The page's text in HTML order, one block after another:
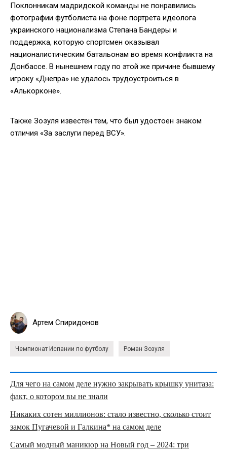
Поклонникам мадридской команды не понравились
фотографии футболиста на фоне портрета идеолога
украинского национализма Степана Бандеры и
поддержка, которую спортсмен оказывал
националистическим батальонам во время конфликта на
Донбассе. В нынешнем году по этой же причине бывшему
игроку «Днепра» не удалось трудоустроиться в
«Алькорконе».
Также Зозуля известен тем, что был удостоен знаком
отличия «За заслуги перед ВСУ».
Артем Спиридонов
Чемпионат Испании по футболу Роман Зозуля
Для чего на самом деле нужно закрывать крышку унитаза:
факт, о котором вы не знали
Никаких сотен миллионов: стало известно, сколько стоит
замок Пугачевой и Галкина* на самом деле
Самый модный маникюр на Новый год – 2024: три